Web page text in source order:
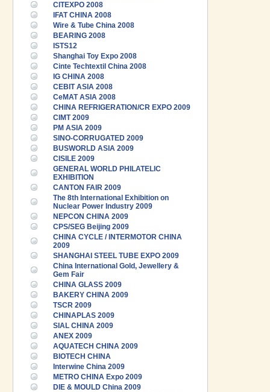
CITEXPO 2008
IFAT CHINA 2008
Wire & Tube China 2008
BEARING 2008
ISTS12
Shanghai Toy Expo 2008
Cinte Techtextil China 2008
IG CHINA 2008
CEBIT ASIA 2008
CeMAT ASIA 2008
CHINA REFRIGERATION/CR EXPO 2009
CIMT 2009
PM ASIA 2009
SINO-CORRUGATED 2009
BUSWORLD ASIA 2009
CISILE 2009
GENERAL WORLD PHILATELIC
EXHIBITION
CANTON FAIR 2009
The 8th International Exhibition on
Nuclear Power Industry 2009
NEPCON CHINA 2009
CPS/SEG Beijing 2009
CHINA CYCLE / INTERMOTOR CHINA
2009
SHANGHAI STEEL TUBE EXPO 2009
China International Gold, Jewellery &
Gem Fair
CHINA GLASS 2009
BAKERY CHINA 2009
TSCR 2009
CHINAPLAS 2009
SIAL CHINA 2009
ANEX 2009
AQUATECH CHINA 2009
BIOTECH CHINA
Interwine China 2009
METRO CHINA Expo 2009
DIE & MOULD China 2009